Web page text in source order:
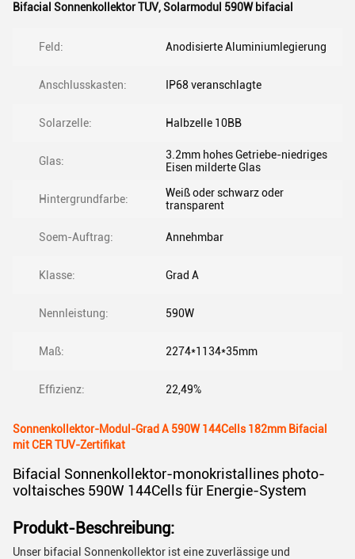
Bifacial Sonnenkollektor TUV,Solarmodul 590W bifacial
Feld: Anodisierte Aluminiumlegierung
Anschlusskasten: IP68 veranschlagte
Solarzelle: Halbzelle 10BB
Glas:
3.2mm hohes Getriebe-niedriges
Eisen milderte Glas
Hintergrundfarbe:
Weiß oder schwarz oder
transparent
Soem-Auftrag: Annehmbar
Klasse: Grad A
Nennleistung: 590W
Maß: 2274*1134*35mm
Effizienz: 22,49%
Sonnenkollektor-Modul-Grad A 590W 144Cells 182mm Bifacial
mit CER TUV-Zertifikat
Bifacial Sonnenkollektor-monokristallines photo-
voltaisches 590W 144Cells für Energie-System
Produkt-Beschreibung:
Unser bifacial Sonnenkollektor ist eine zuverlässige und